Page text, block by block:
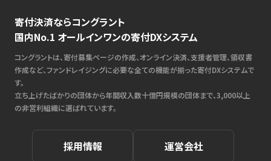
寄付決済ならコングラント
国内No.1 オールインワンの寄付DXシステム
コングラントは、寄付募集ページの作成、オンライン決済、支援者管理、領収書
作成など、ファンドレイジングに必要な全ての機能が揃った寄付DXシステムで
す。
立ち上げたばかりの団体から年間収入数十億円規模の団体まで、3,000以上
の非営利組織に選ばれています。
採用情報 運営会社